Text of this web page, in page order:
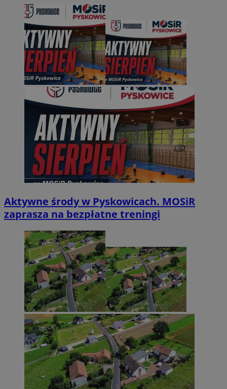
Aktywne środy w Pyskowicach. MOSiR
zaprasza na bezpłatne treningi